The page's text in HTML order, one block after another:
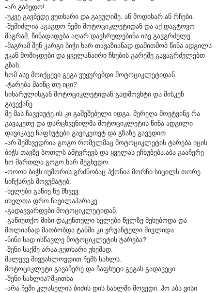
-არ გაბედო!
-უკვე გავბედე ვუთხარი და გავუღიმე. ან მოდიხარ ან რჩები.
-შემიძლია აგაგდო ჩემი მოტოციკლეტიდან და აქ დაგტოვო
მაგრამ, წინადადება აღარ დავსრულებინა ისე გავგრძელე.
-მაგრამ შენ კარგი ბიჭი ხარ თავაზიანად დამითმობ წინა ადგილს
უკან მომიჯდები და ყველანაირი ჩხუბის გარეშე გავაგრძელებთ
გზას.
ხომ ასე მოიქცევი გეგა ვუყურებდი მოტოციკლეტიდან.
-ტარება მაინც თუ იცი?
სიხარულისგან მოტოციკლეტიდან გადმოვხტი და მისკენ
გავექანე.
მე მას ჩავეხუტე.ის კი გაშეშებული იდგა. მერეღა მოვტვინე რა
გავაკეთე და დარცხვენილმა მოტოციკლეტის წინა ადგილი
დავიკავე.ჩაფხუტები გავიკეთეტ და გზაზე გავედით.
-არ შემხვედრია გოგო რომელმაც მოტოციკლეტის ტარება იცის
ბიჭს თავზე ბოთლს ამტვრევს და ყველას ეჩხუბება.აბა გააჩერე
ხო მართლა გოგო ხარ შეგხედო.
-ოოოხ ბიჭს იუმორის გრძნობაც ჰქონია მორჩი სიცილს თორე
სიჩქარეს მოვუმატებ.
-ხელები გაწიე ნუ მხვევ
იხელთა დრო ჩავილაპარაკე.
-გადავვარდები მოტოციკლეტიდან.
-გაწიეთქო მისი დაკუნთული ხელები წელზე მეხებოდა და
მთლიანად მათბობდა ტანში კი ჟრუანტელი მივლიდა.
-ნინი სად ისწავლე მოტოციკლეტის ტარება?
-შენი საქმე არაა.ვუთხარი უხეშად.
მალევე მივუახლოვდით ჩემს სახლს.
მოტოციკლეტი გავაჩერე და ჩაფხუტი გეგას გადავეცი.
-შენი სახლია?მკითხა
-არა ჩემი კლასელის ბიძის დის სახლში მოვედი. ჰო აბა ვისი